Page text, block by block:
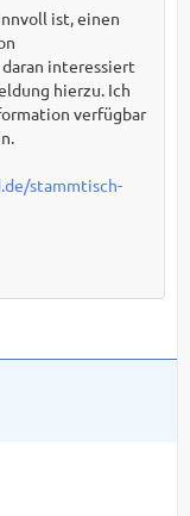
ist, einen
interessiert
hierzu. Ich
verfügbar
stammtisch-